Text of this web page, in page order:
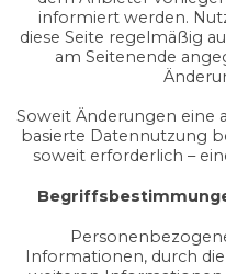
informiert werden.
diese Seite regelmäßig
am Seitenende
Soweit Änderungen eine
basierte Datennutzung
soweit erforderlich –
Informationen, durch